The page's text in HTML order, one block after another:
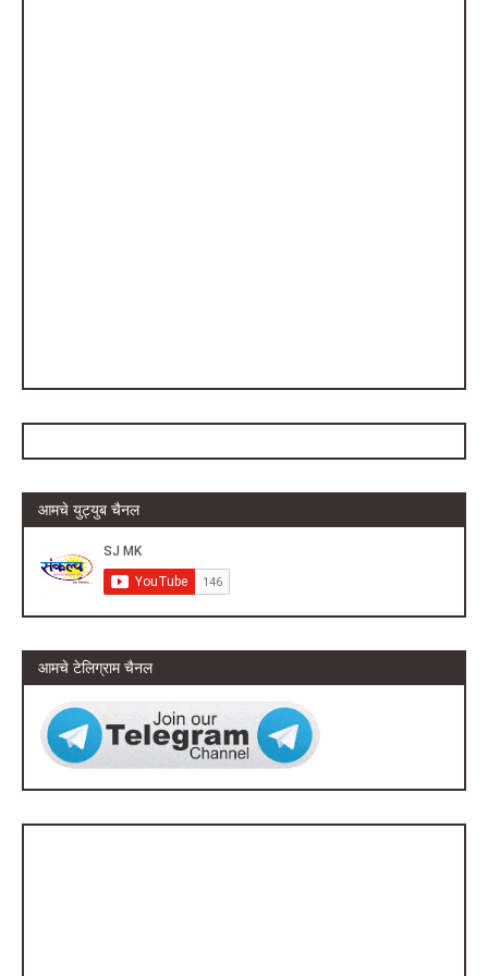
आमचे युट्युब चैनल
आमचे टेलिग्राम चैनल